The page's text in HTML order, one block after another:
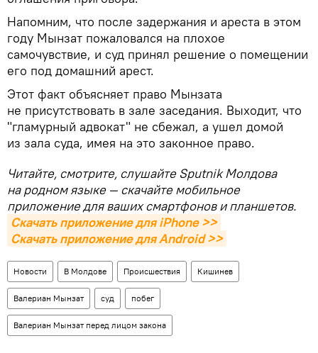
Напомним, что после задержания и ареста в этом
году Мынзат пожаловался на плохое
самочувствие, и суд принял решение о помещении
его под домашний арест.
Этот факт объясняет право Мынзата
не присутствовать в зале заседания. Выходит, что
"гламурный адвокат" не сбежал, а ушел домой
из зала суда, имея на это законное право.
Читайте, смотрите, слушайте Sputnik Молдова
на родном языке — скачайте мобильное
приложение для ваших смартфонов и планшетов.
Скачать приложение для iPhone >>
Скачать приложение для Android >>
Новости В Молдове Происшествия Кишинев
Валериан Мынзат суд побег
Валериан Мынзат перед лицом закона